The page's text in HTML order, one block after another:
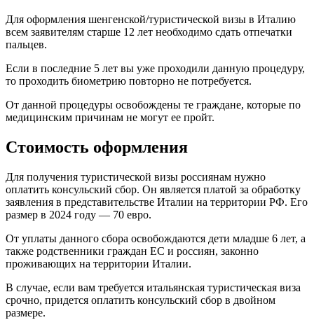
Для оформления шенгенской/туристической визы в Италию
всем заявителям старше 12 лет необходимо сдать отпечатки
пальцев.
Если в последние 5 лет вы уже проходили данную процедуру,
то проходить биометрию повторно не потребуется.
От данной процедуры освобождены те граждане, которые по
медицинским причинам не могут ее пройт.
Стоимость оформления
Для получения туристической визы россиянам нужно
оплатить консульский сбор. Он является платой за обработку
заявления в представительстве Италии на территории РФ. Его
размер в 2024 году — 70 евро.
От уплаты данного сбора освобождаются дети младше 6 лет, а
также родственники граждан ЕС и россиян, законно
проживающих на территории Италии.
В случае, если вам требуется итальянская туристическая виза
срочно, придется оплатить консульский сбор в двойном
размере.